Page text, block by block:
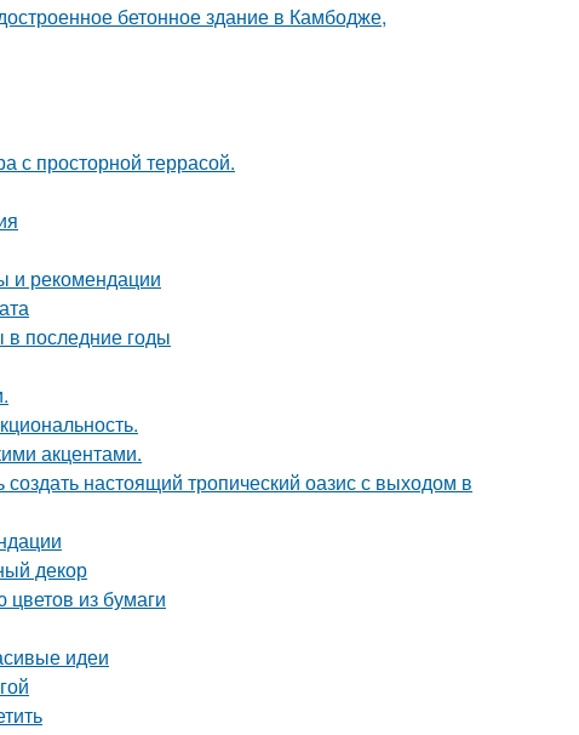
бетонное здание в Камбодже,
с просторной террасой.
и рекомендации
последние годы
акцентами.
настоящий тропический оазис с выходом в
декор
цветов из бумаги
идеи